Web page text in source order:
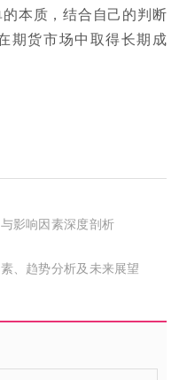
本质，结合自己的判断
期货市场中取得长期成
影响因素深度剖析
、趋势分析及未来展望